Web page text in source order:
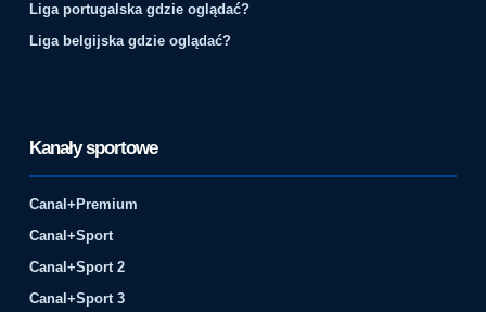
Liga portugalska gdzie oglądać?
Liga belgijska gdzie oglądać?
Kanały sportowe
Canal+Premium
Canal+Sport
Canal+Sport 2
Canal+Sport 3